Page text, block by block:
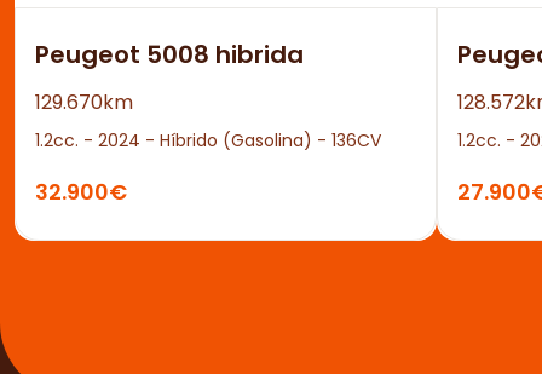
Peugeot 5008 hibrida
129.670km
1.2cc. - 2024 - Híbrido (Gasolina) - 136CV
32.900€
1.2cc. -